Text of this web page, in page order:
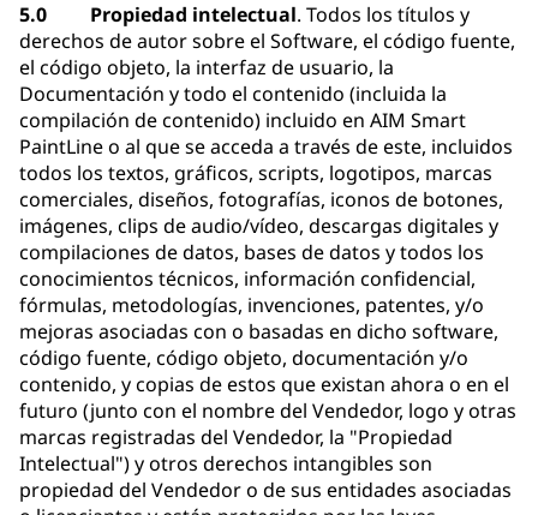
5.0 Propiedad intelectual. Todos los títulos y
derechos de autor sobre el Software, el código fuente,
el código objeto, la interfaz de usuario, la
Documentación y todo el contenido (incluida la
compilación de contenido) incluido en AIM Smart
PaintLine o al que se acceda a través de este, incluidos
todos los textos, gráficos, scripts, logotipos, marcas
comerciales, diseños, fotografías, iconos de botones,
imágenes, clips de audio/vídeo, descargas digitales y
compilaciones de datos, bases de datos y todos los
conocimientos técnicos, información confidencial,
fórmulas, metodologías, invenciones, patentes, y/o
mejoras asociadas con o basadas en dicho software,
código fuente, código objeto, documentación y/o
contenido, y copias de estos que existan ahora o en el
futuro (junto con el nombre del Vendedor, logo y otras
marcas registradas del Vendedor, la "Propiedad
Intelectual") y otros derechos intangibles son
propiedad del Vendedor o de sus entidades asociadas